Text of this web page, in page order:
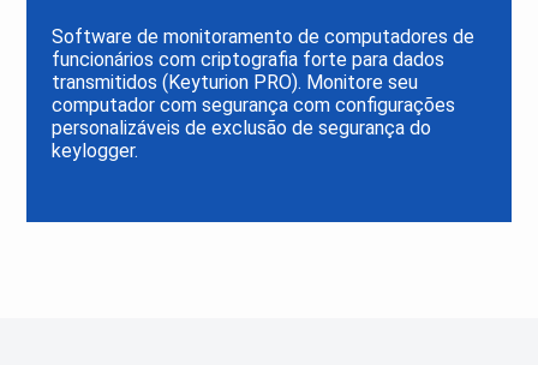
Software de monitoramento de computadores de
funcionários com criptografia forte para dados
transmitidos (Keyturion PRO). Monitore seu
computador com segurança com configurações
personalizáveis de exclusão de segurança do
keylogger.